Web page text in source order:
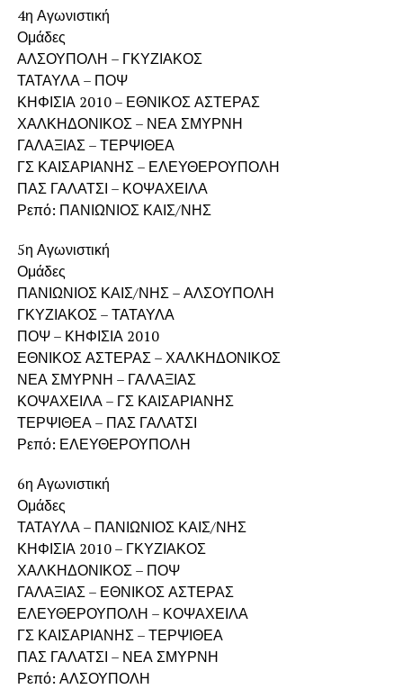
4η Αγωνιστική
Ομάδες
ΑΛΣΟΥΠΟΛΗ – ΓΚΥΖΙΑΚΟΣ
ΤΑΤΑΥΛΑ – ΠΟΨ
ΚΗΦΙΣΙΑ 2010 – ΕΘΝΙΚΟΣ ΑΣΤΕΡΑΣ
ΧΑΛΚΗΔΟΝΙΚΟΣ – ΝΕΑ ΣΜΥΡΝΗ
ΓΑΛΑΞΙΑΣ – ΤΕΡΨΙΘΕΑ
ΓΣ ΚΑΙΣΑΡΙΑΝΗΣ – ΕΛΕΥΘΕΡΟΥΠΟΛΗ
ΠΑΣ ΓΑΛΑΤΣΙ – ΚΟΨΑΧΕΙΛΑ
Ρεπό: ΠΑΝΙΩΝΙΟΣ ΚΑΙΣ/ΝΗΣ
5η Αγωνιστική
Ομάδες
ΠΑΝΙΩΝΙΟΣ ΚΑΙΣ/ΝΗΣ – ΑΛΣΟΥΠΟΛΗ
ΓΚΥΖΙΑΚΟΣ – ΤΑΤΑΥΛΑ
ΠΟΨ – ΚΗΦΙΣΙΑ 2010
ΕΘΝΙΚΟΣ ΑΣΤΕΡΑΣ – ΧΑΛΚΗΔΟΝΙΚΟΣ
ΝΕΑ ΣΜΥΡΝΗ – ΓΑΛΑΞΙΑΣ
ΚΟΨΑΧΕΙΛΑ – ΓΣ ΚΑΙΣΑΡΙΑΝΗΣ
ΤΕΡΨΙΘΕΑ – ΠΑΣ ΓΑΛΑΤΣΙ
Ρεπό: ΕΛΕΥΘΕΡΟΥΠΟΛΗ
6η Αγωνιστική
Ομάδες
ΤΑΤΑΥΛΑ – ΠΑΝΙΩΝΙΟΣ ΚΑΙΣ/ΝΗΣ
ΚΗΦΙΣΙΑ 2010 – ΓΚΥΖΙΑΚΟΣ
ΧΑΛΚΗΔΟΝΙΚΟΣ – ΠΟΨ
ΓΑΛΑΞΙΑΣ – ΕΘΝΙΚΟΣ ΑΣΤΕΡΑΣ
ΕΛΕΥΘΕΡΟΥΠΟΛΗ – ΚΟΨΑΧΕΙΛΑ
ΓΣ ΚΑΙΣΑΡΙΑΝΗΣ – ΤΕΡΨΙΘΕΑ
ΠΑΣ ΓΑΛΑΤΣΙ – ΝΕΑ ΣΜΥΡΝΗ
Ρεπό: ΑΛΣΟΥΠΟΛΗ